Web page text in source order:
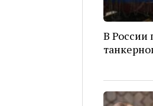
В России